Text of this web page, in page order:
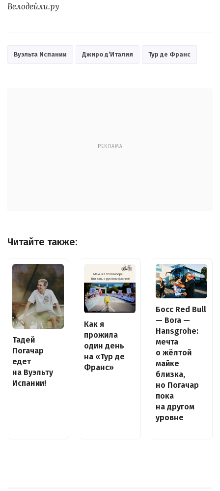
Велодейли.ру
Вуэльта Испании Джиро д’Италия Тур де Франс
РЕКЛАМА
Читайте также:
Тадей
Погачар
едет
на Вуэльту
Испании!
Как я
прожила
один день
на «Тур де
Франс»
Босс Red Bull
— Bora —
Hansgrohe:
мечта
о жёлтой
майке
близка,
но Погачар
пока
на другом
уровне